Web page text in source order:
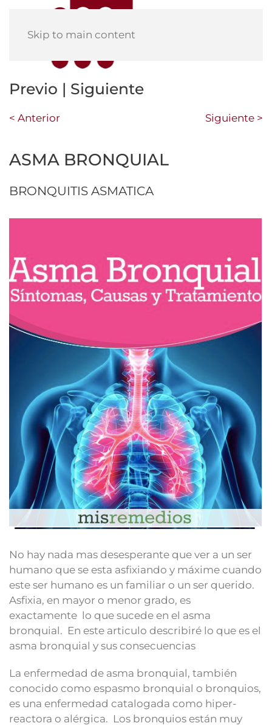
Skip to main content
Previo | Siguiente
< Anterior Siguiente >
ASMA BRONQUIAL
BRONQUITIS ASMATICA
No hay nada mas desesperante que ver a un ser
humano que se esta asfixiando y máxime cuando
este ser humano es un familiar o un ser querido.
Asfixia, en mayor o menor grado, es
exactamente lo que sucede en el asma
bronquial. En este articulo describiré lo que es el
asma bronquial y sus consecuencias
La enfermedad de asma bronquial, también
conocido como espasmo bronquial o bronquios,
es una enfermedad catalogada como hiper-
reactora o alérgica. Los bronquios están muy